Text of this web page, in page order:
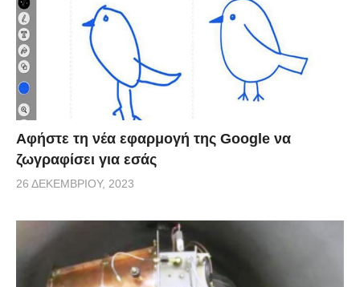
Αφήστε τη νέα εφαρμογή της Google να
ζωγραφίσει για εσάς
26 ΔΕΚΕΜΒΡΊΟΥ, 2023